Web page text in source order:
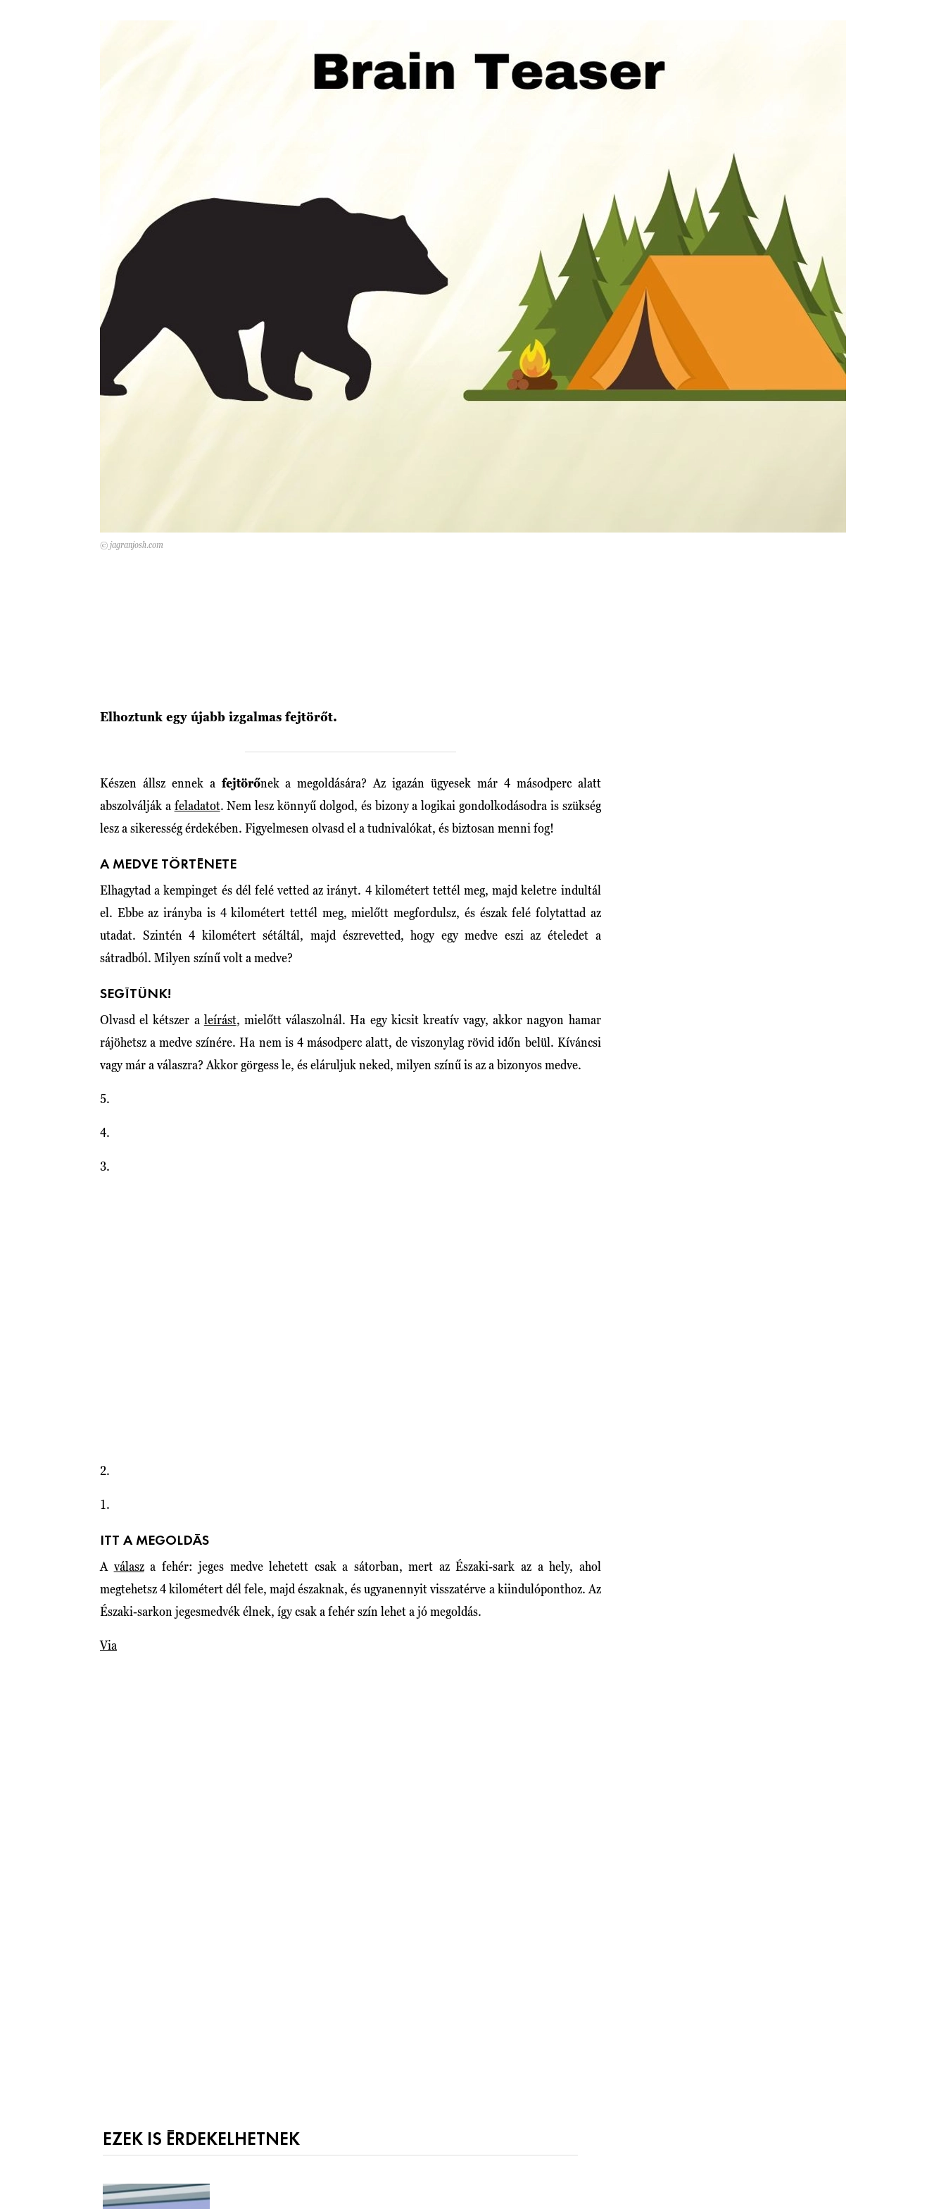
© jagranjosh.com
Elhoztunk egy újabb izgalmas fejtörőt.
Készen állsz ennek a fejtörőnek a megoldására? Az igazán ügyesek már 4 másodperc alatt
abszolválják a feladatot. Nem lesz könnyű dolgod, és bizony a logikai gondolkodásodra is szükség
lesz a sikeresség érdekében. Figyelmesen olvasd el a tudnivalókat, és biztosan menni fog!
A MEDVE TÖRTÉNETE
Elhagytad a kempinget és dél felé vetted az irányt. 4 kilométert tettél meg, majd keletre indultál
el. Ebbe az irányba is 4 kilométert tettél meg, mielőtt megfordulsz, és észak felé folytattad az
utadat. Szintén 4 kilométert sétáltál, majd észrevetted, hogy egy medve eszi az ételedet a
sátradból. Milyen színű volt a medve?
SEGÍTÜNK!
Olvasd el kétszer a leírást, mielőtt válaszolnál. Ha egy kicsit kreatív vagy, akkor nagyon hamar
rájöhetsz a medve színére. Ha nem is 4 másodperc alatt, de viszonylag rövid időn belül. Kíváncsi
vagy már a válaszra? Akkor görgess le, és eláruljuk neked, milyen színű is az a bizonyos medve.
5.
4.
3.
2.
1.
ITT A MEGOLDÁS
A válasza fehér: jeges medve lehetett csak a sátorban, mert az Északi-sark az a hely, ahol
megtehetsz 4 kilométert dél fele, majd északnak, és ugyanennyit visszatérve a kiindulóponthoz. Az
Északi-sarkon jegesmedvék élnek, így csak a fehér szín lehet a jó megoldás.
Via
EZEK IS ÉRDEKELHETNEK